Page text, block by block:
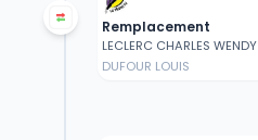
Remplacement
LECLERC CHARLES WENDY
DUFOUR LOUIS